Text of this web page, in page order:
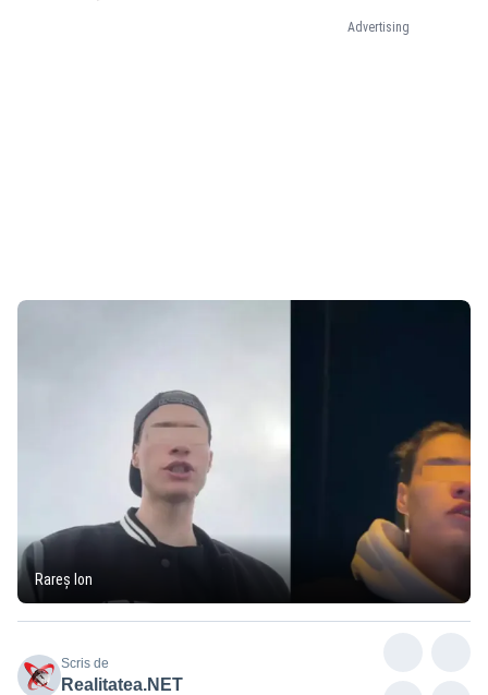
Advertising
Rareș Ion
Scris de
Realitatea.NET